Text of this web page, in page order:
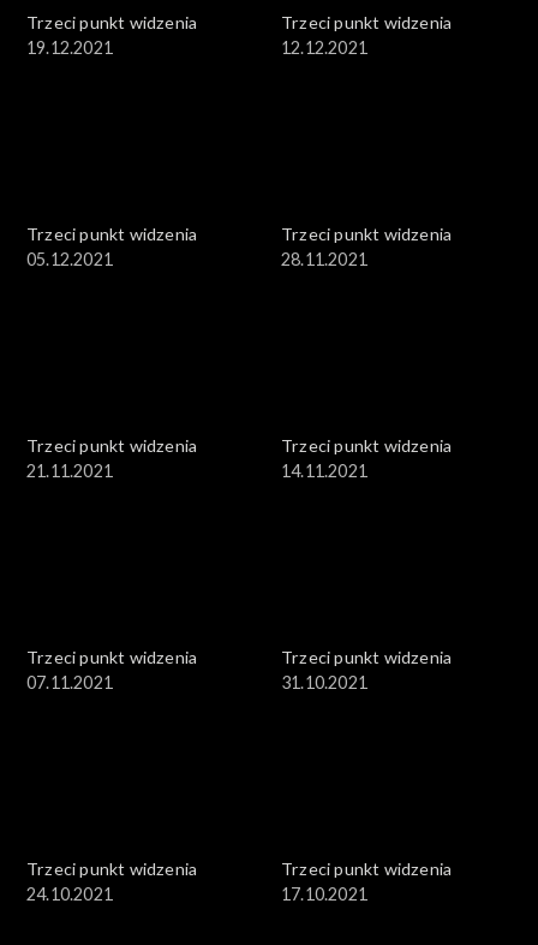
Trzeci punkt widzenia
19.12.2021
Trzeci punkt widzenia
12.12.2021
Trzeci punkt widzenia
05.12.2021
Trzeci punkt widzenia
28.11.2021
Trzeci punkt widzenia
21.11.2021
Trzeci punkt widzenia
14.11.2021
Trzeci punkt widzenia
07.11.2021
Trzeci punkt widzenia
31.10.2021
Trzeci punkt widzenia
24.10.2021
Trzeci punkt widzenia
17.10.2021